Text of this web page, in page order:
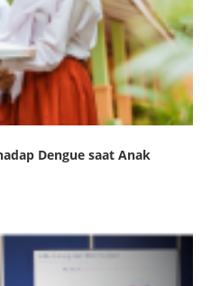
Dengue saat Anak